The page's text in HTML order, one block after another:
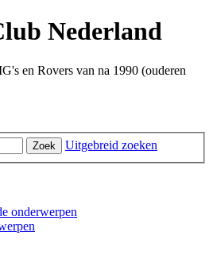
Nederland
en Rovers van na 1990 (ouderen
Zoek Uitgebreid zoeken
onderwerpen